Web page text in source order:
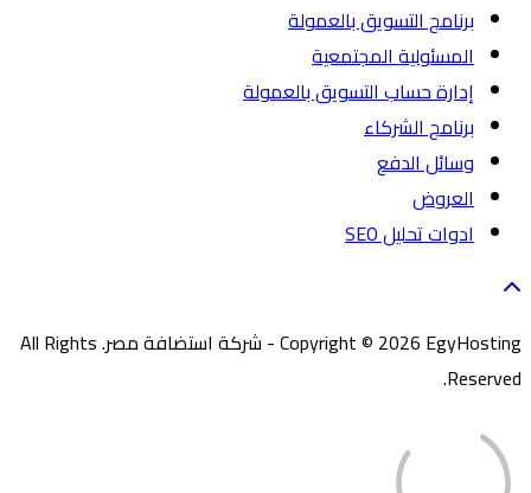
برنامج التسويق بالعمولة
المسئولية المجتمعية
إدارة حساب التسويق بالعمولة
برنامج الشركاء
وسائل الدفع
العروض
ادوات تحليل SEO
Copyright © 2026 EgyHosting - شركة استضافة مصر. All Rights
Reserved.